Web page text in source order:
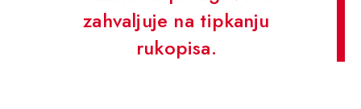
zahvaljuje na tipkanju
rukopisa.